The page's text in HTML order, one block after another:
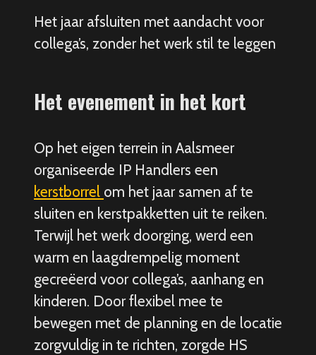
Het jaar afsluiten met aandacht voor
collega’s, zonder het werk stil te leggen
Het evenement in het kort
Op het eigen terrein in Aalsmeer
organiseerde IP Handlers een
kerstborrel om het jaar samen af te
sluiten en kerstpakketten uit te reiken.
Terwijl het werk doorging, werd een
warm en laagdrempelig moment
gecreëerd voor collega’s, aanhang en
kinderen. Door flexibel mee te
bewegen met de planning en de locatie
zorgvuldig in te richten, zorgde HS